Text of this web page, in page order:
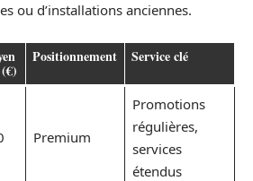
ou d’installations anciennes.
Positionnement Service clé
Premium
Promotions
régulières,
services
étendus